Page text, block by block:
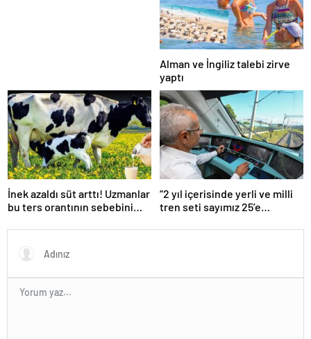
Alman ve İngiliz talebi zirve
yaptı
İnek azaldı süt arttı! Uzmanlar
bu ters orantının sebebini
“2 yıl içerisinde yerli ve milli
tren seti sayımız 25’e